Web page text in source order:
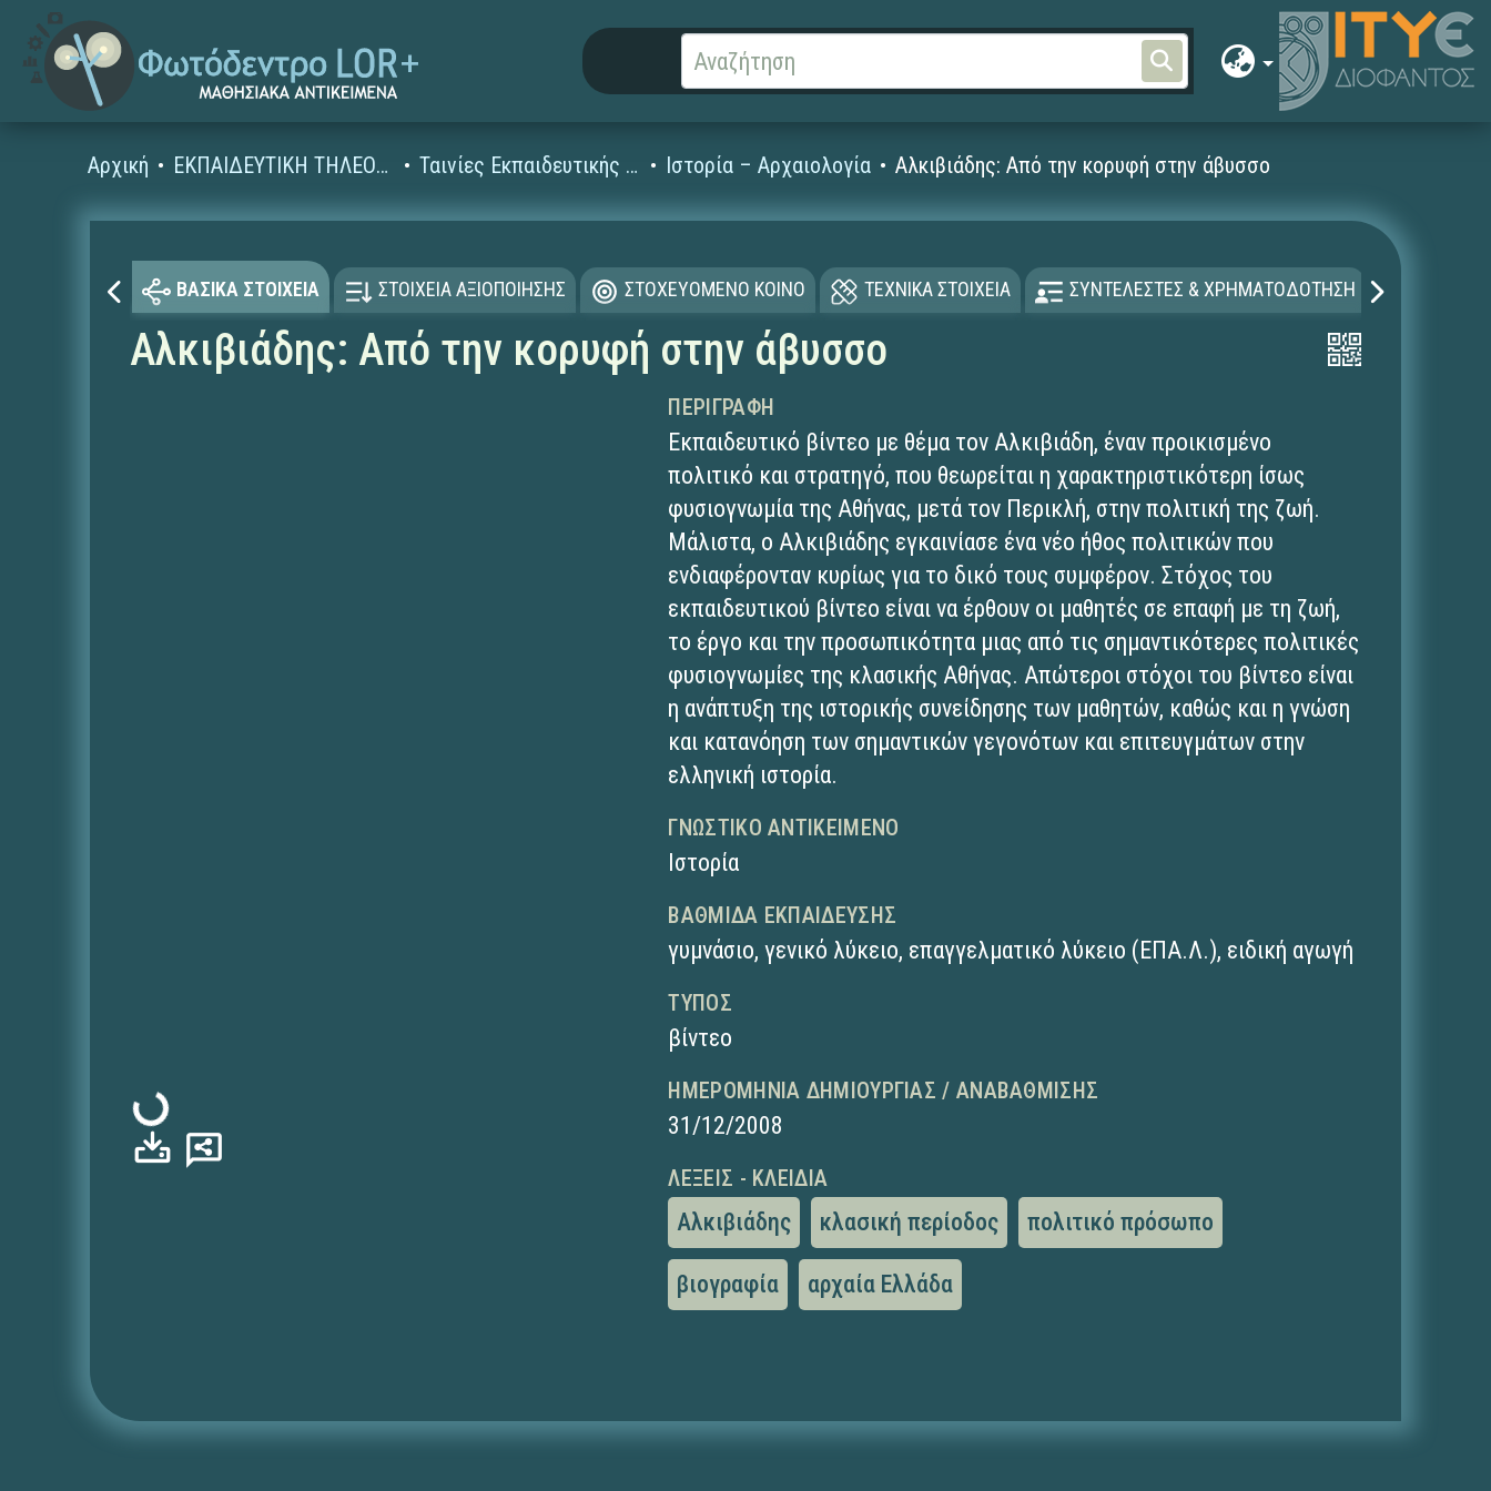
Αρχική ΕΚΠΑΙΔΕΥΤΙΚΗ ΤΗΛΕΟΡΑΣΗ (Ταινίες και βίντεο) Ταινίες Εκπαιδευτικής Τηλεόρασης για τη Δευτεροβάθμια Ιστορία – Αρχαιολογία Αλκιβιάδης: Από την κορυφή στην άβυσσο
ΒΑΣΙΚΑ ΣΤΟΙΧΕΙΑ ΣΤΟΙΧΕΙΑ ΑΞΙΟΠΟΙΗΣΗΣ ΣΤΟΧΕΥΟΜΕΝΟ ΚΟΙΝΟ ΤΕΧΝΙΚΑ ΣΤΟΙΧΕΙΑ ΣΥΝΤΕΛΕΣΤΕΣ & ΧΡΗΜΑΤΟΔΟΤΗΣΗ
Αλκιβιάδης: Από την κορυφή στην άβυσσο
Φόρτωση...
ΠΕΡΙΓΡΑΦΉ
Εκπαιδευτικό βίντεο με θέμα τον Αλκιβιάδη, έναν προικισμένο
πολιτικό και στρατηγό, που θεωρείται η χαρακτηριστικότερη ίσως
φυσιογνωμία της Αθήνας, μετά τον Περικλή, στην πολιτική της ζωή.
Μάλιστα, ο Αλκιβιάδης εγκαινίασε ένα νέο ήθος πολιτικών που
ενδιαφέρονταν κυρίως για το δικό τους συμφέρον. Στόχος του
εκπαιδευτικού βίντεο είναι να έρθουν οι μαθητές σε επαφή με τη ζωή,
το έργο και την προσωπικότητα μιας από τις σημαντικότερες πολιτικές
φυσιογνωμίες της κλασικής Αθήνας. Απώτεροι στόχοι του βίντεο είναι
η ανάπτυξη της ιστορικής συνείδησης των μαθητών, καθώς και η γνώση
και κατανόηση των σημαντικών γεγονότων και επιτευγμάτων στην
ελληνική ιστορία.​
ΓΝΩΣΤΙΚΌ ΑΝΤΙΚΕΊΜΕΝΟ
Ιστορία
ΒΑΘΜΊΔΑ ΕΚΠΑΊΔΕΥΣΗΣ
γυμνάσιο,γενικό λύκειο, επαγγελματικό λύκειο (ΕΠΑ.Λ.), ειδική αγωγή
ΤΎΠΟΣ
βίντεο
ΗΜΕΡΟΜΗΝΊΑ ΔΗΜΙΟΥΡΓΊΑΣ / ΑΝΑΒΆΘΜΙΣΗΣ
31/12/2008
ΛΈΞΕΙΣ - ΚΛΕΙΔΙΆ
Αλκιβιάδης κλασική περίοδος πολιτικό πρόσωπο
βιογραφία αρχαία Ελλάδα